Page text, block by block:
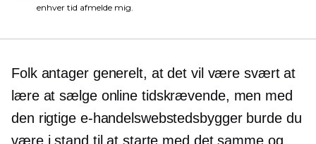
enhver tid afmelde mig.
Folk antager generelt, at det vil være svært at
lære at sælge online tidskrævende, men med
den rigtige e-handelswebstedsbygger burde du
være i stand til at starte med det samme og